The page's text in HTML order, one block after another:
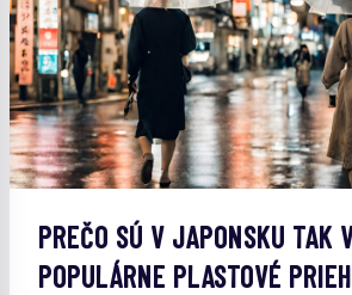
PREČO SÚ V JAPONSKU TAK
POPULÁRNE PLASTOVÉ